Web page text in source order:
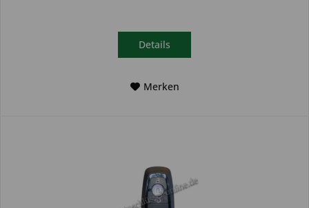
Details
Merken